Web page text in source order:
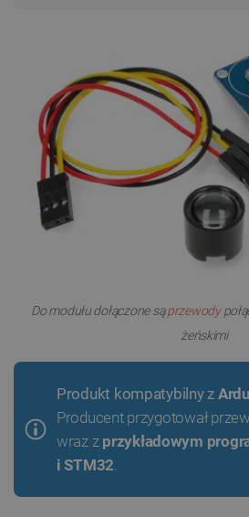
Do modułu dołączone sąprzewody
żeńskimi
Produkt kompatybilny z
Producent przygotował
wraz z przykładowym
i STM32